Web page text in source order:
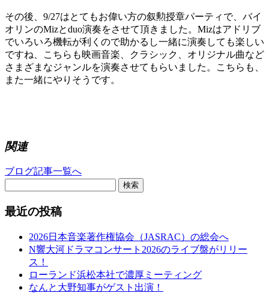
その後、9/27はとてもお偉い方の叙勲授章パーティで、バイ
オリンのMizとduo演奏をさせて頂きました。Mizはアドリブ
でいろいろ機転が利くので助かるし一緒に演奏しても楽しい
ですね、こちらも映画音楽、クラシック、オリジナル曲など
さまざまなジャンルを演奏させてもらいました。こちらも、
また一緒にやりそうです。
関連
ブログ記事一覧へ
検索
最近の投稿
2026日本音楽著作権協会（JASRAC）の総会へ
N響大河ドラマコンサート2026のライブ盤がリリー
ス！
ローランド浜松本社で濃厚ミーティング
なんと大野知事がゲスト出演！